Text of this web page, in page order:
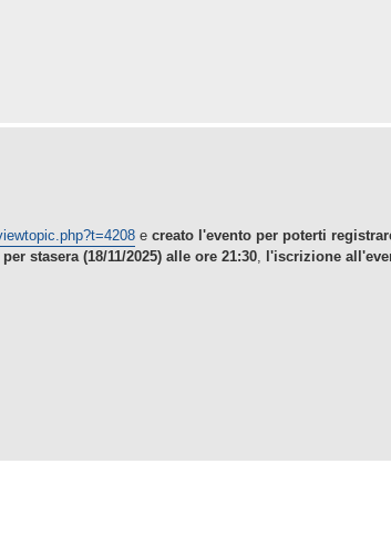
e creato l'evento per poterti
stasera (18/11/2025) alle ore 21:30
l'iscrizione